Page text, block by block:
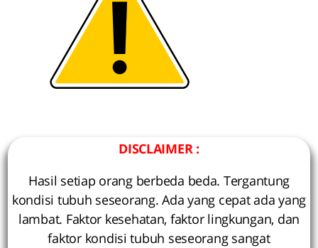
DISCLAIMER :
Hasil setiap orang berbeda beda. Tergantung
kondisi tubuh seseorang. Ada yang cepat ada yang
lambat. Faktor kesehatan, faktor lingkungan, dan
faktor kondisi tubuh seseorang sangat